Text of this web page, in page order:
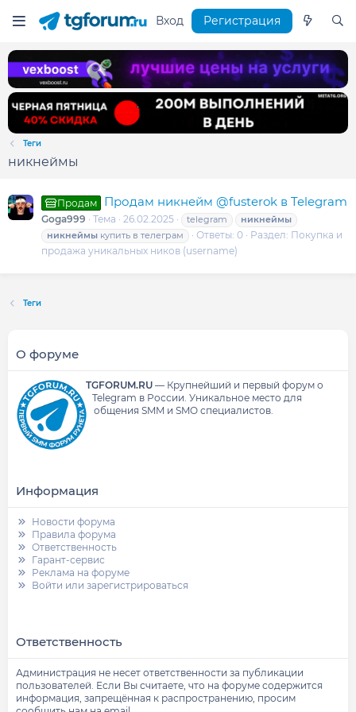
Вход Регистрация
Теги
никнеймы
Продам Продам никнейм @fusterok в Telegram
Goga999 Тема 26.02.2025 telegram
никнеймы
никнеймы купить в телеграм Ответы: 0 Раздел: Покупка и
продажа уникальных ников (username)
Теги
О форуме
TGFORUM.RU— Крупнейший и первый форум о
Telegram в России. Уникальное место для
общения SMM и SMO специалистов.
Информация
Новости форума
Правила форума
Ответственность
Гарант-сервис
Реклама на форуме
Войти или зарегистрироваться
Ответственность
Администрация не несет ответственности за публикации
пользователей. Если Вы считаете, что на форуме содержится
информация, запрещённая к распространению, просим